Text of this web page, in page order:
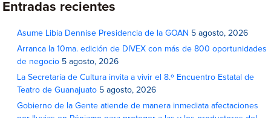
Entradas recientes
Asume Libia Dennise Presidencia de la GOAN 5 agosto, 2026
Arranca la 10ma. edición de DIVEX con más de 800 oportunidades
de negocio 5 agosto, 2026
La Secretaría de Cultura invita a vivir el 8.º Encuentro Estatal de
Teatro de Guanajuato 5 agosto, 2026
Gobierno de la Gente atiende de manera inmediata afectaciones